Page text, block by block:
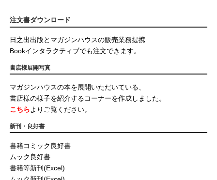
注文書ダウンロード
日之出出版とマガジンハウスの販売業務提携
Bookインタラクティブでも注文できます。
書店様展開写真
マガジンハウスの本を展開いただいている、
書店様の様子を紹介するコーナーを作成しました。
こちらよりご覧ください。
新刊・良好書
書籍コミック良好書
ムック良好書
書籍等新刊(Excel)